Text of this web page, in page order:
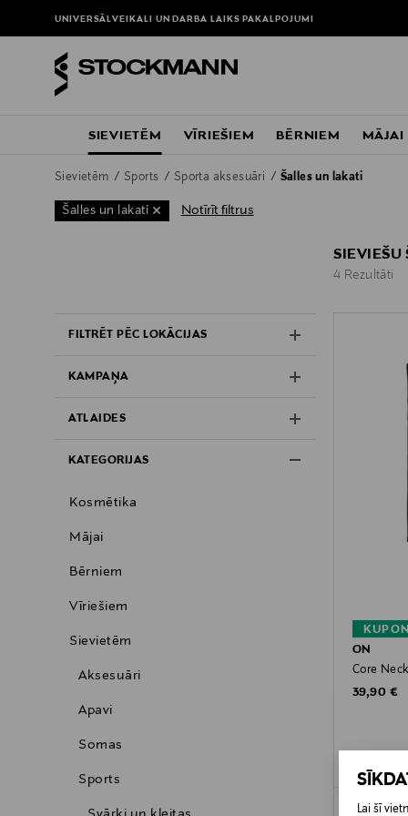
Lai šī
UNIVERSĀLVEIKALI UN DARBA LAIKSPAKALPOJUMI
SIEVIETĒM VĪRIEŠIEM BĒRNIEM MĀJAI
Sievietēm Sports Sporta aksesuāri Šalles un lakati
Šalles un lakati Notīrīt filtrus
FILTRĒT PĒC LOKĀCIJAS
KAMPAŅA
ATLAIDES
KATEGORIJAS
Kosmētika
Mājai
Bērniem
Vīriešiem
Sievietēm
Aksesuāri
Apavi
Somas
Sports
SIEVIEŠU
4 Rezultāti
ON
Core
Original
39,90 €